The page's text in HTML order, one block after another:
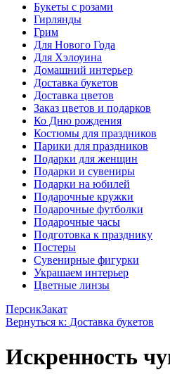
Букеты с розами
Гирлянды
Грим
Для Нового Года
Для Хэлоуина
Домашний интерьер
Доставка букетов
Доставка цветов
Заказ цветов и подарков
Ко Дню рождения
Костюмы для праздников
Парики для праздников
Подарки для женщин
Подарки и сувениры
Подарки на юбилей
Подарочные кружки
Подарочные футболки
Подарочные часы
Подготовка к празднику
Постеры
Сувенирные фигурки
Украшаем интерьер
Цветные линзы
ПерсикЗакат
Вернуться к: Доставка букетов
Искренность